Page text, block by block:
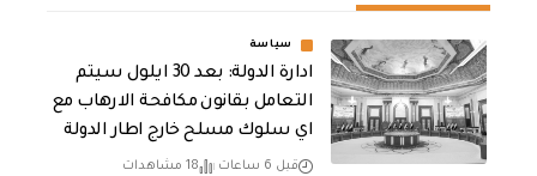
سياسة
ادارة الدولة: بعد 30 ايلول سيتم
التعامل بقانون مكافحة الارهاب مع
اي سلوك مسلح خارج اطار الدولة
قبل 6 ساعات 18 مشاهدات